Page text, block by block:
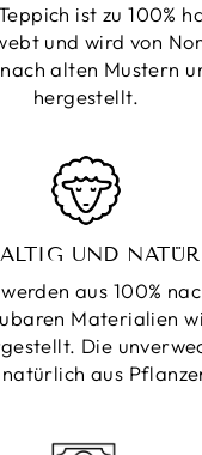
ist zu 100%
und wird von
alten Mustern
hergestellt.
UND
aus 100%
Materialien
Die
aus